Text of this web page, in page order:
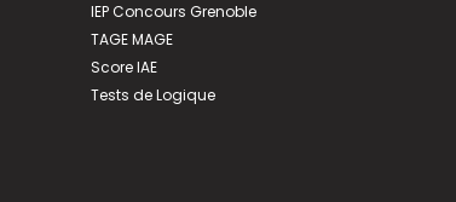
IEP Concours Grenoble
TAGE MAGE
Score IAE
Tests de Logique